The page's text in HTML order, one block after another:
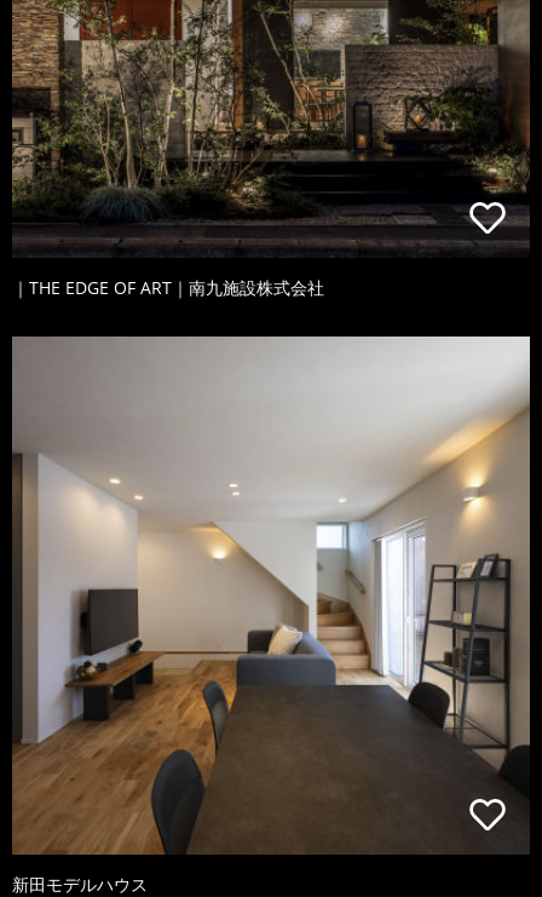
｜THE EDGE OF ART｜南九施設株式会社
新田モデルハウス